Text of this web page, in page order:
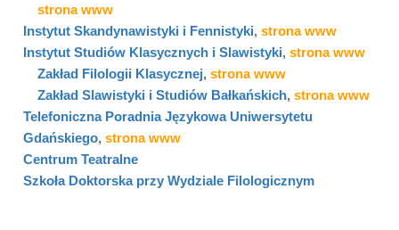
strona www
Instytut Skandynawistyki i Fennistyki, strona www
Instytut Studiów Klasycznych i Slawistyki, strona www
Zakład Filologii Klasycznej, strona www
Zakład Slawistyki i Studiów Bałkańskich, strona www
Telefoniczna Poradnia Językowa Uniwersytetu
Gdańskiego, strona www
Centrum Teatralne
Szkoła Doktorska przy Wydziale Filologicznym